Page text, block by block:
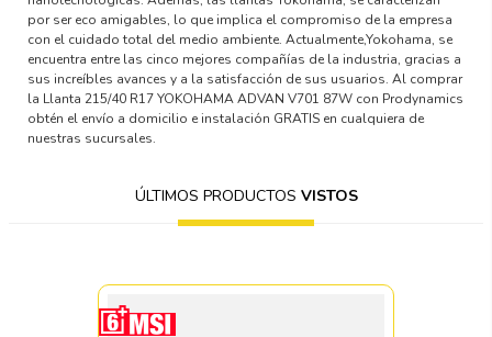
por ser eco amigables, lo que implica el compromiso de la empresa
con el cuidado total del medio ambiente. Actualmente,Yokohama, se
encuentra entre las cinco mejores compañías de la industria, gracias a
sus increíbles avances y a la satisfacción de sus usuarios. Al comprar
la Llanta 215/40 R17 YOKOHAMA ADVAN V701 87W con Prodynamics
obtén el envío a domicilio e instalación GRATIS en cualquiera de
nuestras sucursales.
ÚLTIMOS PRODUCTOS VISTOS